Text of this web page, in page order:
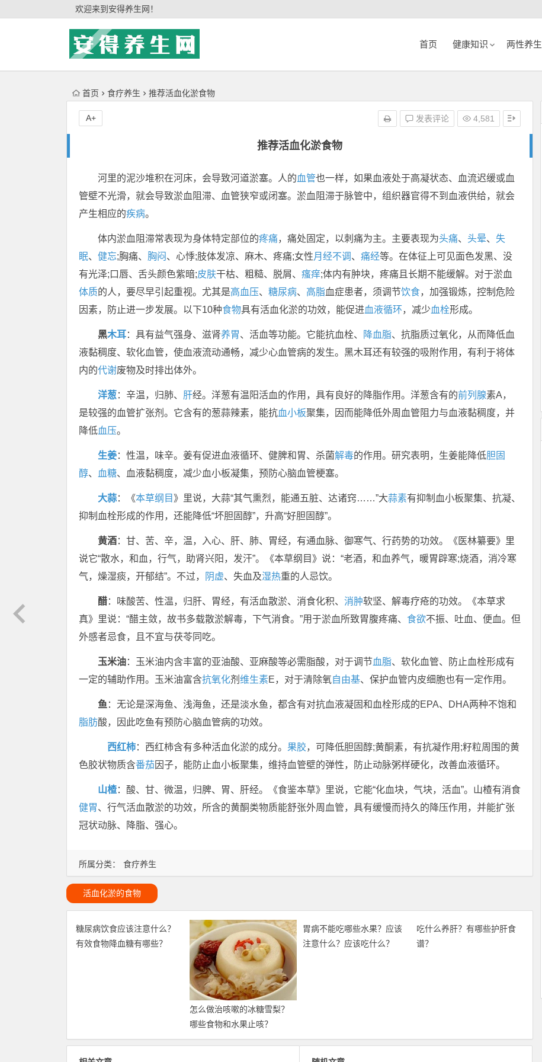
欢迎来到安得养生网！
首页 健康知识 两性养生
首页 食疗养生 推荐活血化淤食物
推荐活血化淤食物
发表评论 4,581
A+
所属分类： 食疗养生
河里的泥沙堆积在河床，会导致河道淤塞。人的血管也一样，如果血液处于高凝状态、血流迟缓或血
管壁不光滑，就会导致淤血阻滞、血管狭窄或闭塞。淤血阻滞于脉管中，组织器官得不到血液供给，就会
产生相应的疾病。
体内淤血阻滞常表现为身体特定部位的疼痛，痛处固定，以刺痛为主。主要表现为头痛、 头晕、 失
眠、 健忘;胸痛、 胸闷 、心悸;肢体发凉、麻木、疼痛;女性月经不调 、 痛经等。在体征上可见面色发黑、没
有光泽;口唇、舌头颜色紫暗;皮肤干枯、粗糙、脱屑、 瘙痒;体内有肿块，疼痛且长期不能缓解。对于淤血
体质的人，要尽早引起重视。尤其是高血压、 糖尿病、 高脂血症患者，须调节饮食，加强锻炼，控制危险
因素，防止进一步发展。以下10种食物具有活血化淤的功效，能促进血液循环，减少血栓形成。
黑木耳：具有益气强身、滋肾养胃、活血等功能。它能抗血栓、 降血脂、抗脂质过氧化，从而降低血
液黏稠度、软化血管，使血液流动通畅，减少心血管病的发生。黑木耳还有较强的吸附作用，有利于将体
内的代谢废物及时排出体外。
洋葱 ：辛温，归肺、 肝经。洋葱有温阳活血的作用，具有良好的降脂作用。洋葱含有的前列腺素A，
是较强的血管扩张剂。它含有的葱蒜辣素，能抗血小板聚集，因而能降低外周血管阻力与血液黏稠度，并
降低血压。
生姜：性温，味辛。姜有促进血液循环、健脾和胃、杀菌解毒的作用。研究表明，生姜能降低胆固
醇、 血糖、血液黏稠度，减少血小板凝集，预防心脑血管梗塞。
大蒜：《本草纲目 》里说，大蒜“其气熏烈，能通五脏、达诸窍……”大蒜素有抑制血小板聚集、抗凝、
抑制血栓形成的作用，还能降低“坏胆固醇”，升高“好胆固醇”。
黄酒：甘、苦、辛，温，入心、肝、肺、胃经，有通血脉、御寒气、行药势的功效。《医林纂要》里
说它“散水，和血，行气，助肾兴阳，发汗”。《本草纲目》说：“老酒，和血养气，暖胃辟寒;烧酒，消冷寒
气，燥湿痰，开郁结”。不过，
阴虚、失血及湿热重的人忌饮。
醋：味酸苦、性温，归肝、胃经，有活血散淤、消食化积、 消肿软坚、解毒疗疮的功效。《本草求
真》里说：“醋主敛，故书多载散淤解毒，下气消食。”用于淤血所致胃腹疼痛、 食欲不振、吐血、便血。但
外感者忌食，且不宜与茯苓同吃。
玉米油：玉米油内含丰富的亚油酸、亚麻酸等必需脂酸，对于调节血脂、软化血管、防止血栓形成有
一定的辅助作用。玉米油富含抗氧化剂 维生素E，对于清除氧自由基、保护血管内皮细胞也有一定作用。
鱼 ：无论是深海鱼、浅海鱼，还是淡水鱼，都含有对抗血液凝固和血栓形成的EPA、DHA两种不饱和
脂肪酸，因此吃鱼有预防心脑血管病的功效。
西红柿：西红柿含有多种活血化淤的成分。 果胶，可降低胆固醇;黄酮素，有抗凝作用;籽粒周围的黄
色胶状物质含番茄 因子，能防止血小板聚集，维持血管壁的弹性，防止动脉粥样硬化，改善血液循环。
山楂：酸、甘、微温，归脾、胃、肝经。《食鉴本草》里说，它能“化血块，气块，活血”。山楂有消食
健胃、行气活血散淤的功效，所含的黄酮类物质能舒张外周血管，具有缓慢而持久的降压作用，并能扩张
冠状动脉、降脂、强心。
活血化淤的食物
糖尿病饮食应该注意什么？
有效食物降血糖有哪些？
怎么做治咳嗽的冰糖雪梨？
哪些食物和水果止咳？
胃病不能吃哪些水果？应该
注意什么？应该吃什么？
吃什么养肝？有哪些护肝食
谱？